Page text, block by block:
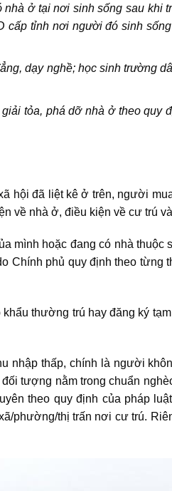
ở tại nơi sinh sống sau khi
tỉnh nơi người đó sinh
dạy nghề; học sinh trường
tỏa, phá dỡ nhà ở theo
hội đã liệt kê ở trên, người
về nhà ở, điều kiện về cư trú
mình hoặc đang có nhà
Chính phủ quy định theo
thường trú hay đăng ký
nhập thấp, chính là người
tượng nằm trong chuẩn
theo quy định của pháp
phường/thị trấn nơi cư trú.